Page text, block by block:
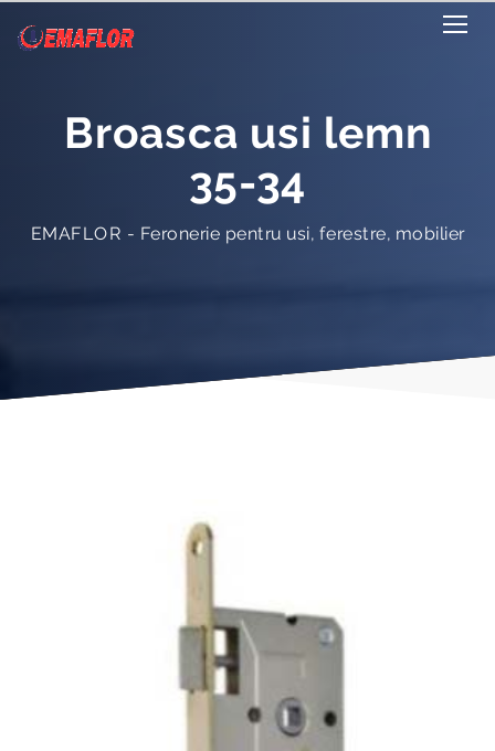
Broasca usi lemn
35-34
EMAFLOR - Feronerie pentru usi, ferestre, mobilier